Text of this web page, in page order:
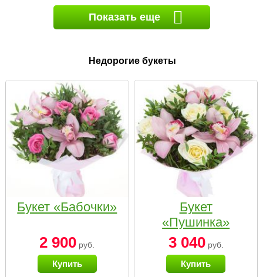
Показать еще
Недорогие букеты
Букет «Бабочки»
2 900 руб.
Купить
Букет
«Пушинка»
3 040руб.
Купить